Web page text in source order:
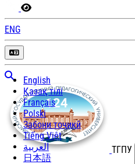
ENG
English
Қазақ тілі
Français
Polski
Забони тоҷикӣ
Tiếng Việt
العربية
日本語
ТГПУ